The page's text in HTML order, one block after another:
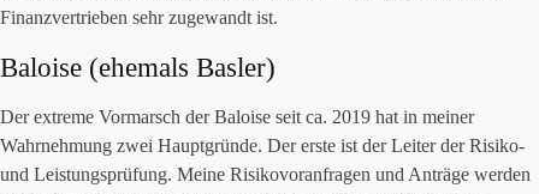
Finanzvertrieben sehr zugewandt ist.
Baloise (ehemals Basler)
Der extreme Vormarsch der Baloise seit ca. 2019 hat in meiner
Wahrnehmung zwei Hauptgründe. Der erste ist der Leiter der Risiko-
und Leistungsprüfung. Meine Risikovoranfragen und Anträge werden